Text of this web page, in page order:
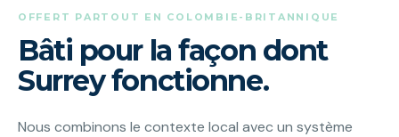
OFFERT PARTOUT EN COLOMBIE-BRITANNIQUE
Bâti pour la façon dont
Surrey fonctionne.
Nous combinons le contexte local avec un système